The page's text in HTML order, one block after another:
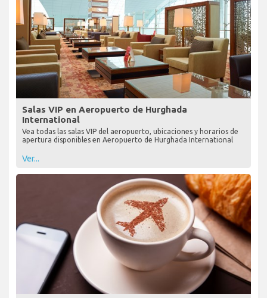
Salas VIP en Aeropuerto de Hurghada
International
Vea todas las salas VIP del aeropuerto, ubicaciones y horarios de
apertura disponibles en Aeropuerto de Hurghada International
Ver...